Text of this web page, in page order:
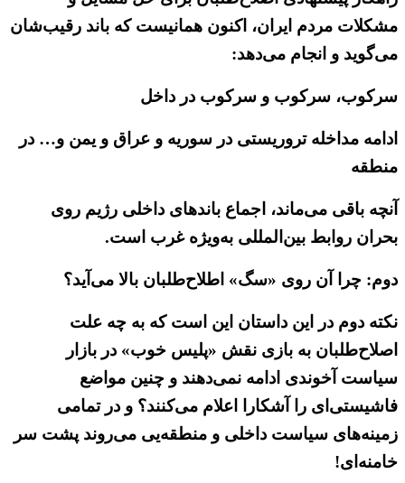
مشکلات مردم ایران، اکنون همانیست که باند رقیب‌شان
می‌گوید و انجام می‌دهد:
سرکوب، سرکوب و سرکوب در داخل
ادامه مداخله تروریستی در سوریه و عراق و یمن و… در
منطقه
آنچه باقی می‌ماند، اجماع باندهای داخلی رژیم روی
بحران روابط بین‌المللی به‌ویژه غرب است.
دوم: چرا آن روی «سگ» اطلاح‌طلبان بالا می‌آید؟
نکته دوم در این داستان این است که به چه علت
اصلاح‌طلبان به بازی نقش «پلیس خوب» در بازار
سیاست آخوندی ادامه نمی‌دهند و چنین مواضع
فاشیستی‌ای را آشکارا اعلام می‌کنند؟ و در تمامی
زمینه‌های سیاست داخلی و منطقه‌یی می‌روند پشت سر
خامنه‌ای!